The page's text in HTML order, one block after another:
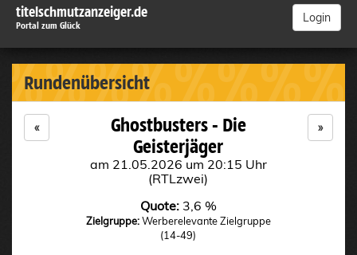
titelschmutzanzeiger.de
Portal zum Glück
Login
Rundenübersicht
«
Ghostbusters - Die
Geisterjäger
am 21.05.2026 um 20:15 Uhr
(RTLzwei)
Quote:3,6 %
Zielgruppe:Werberelevante Zielgruppe
(14-49)
»